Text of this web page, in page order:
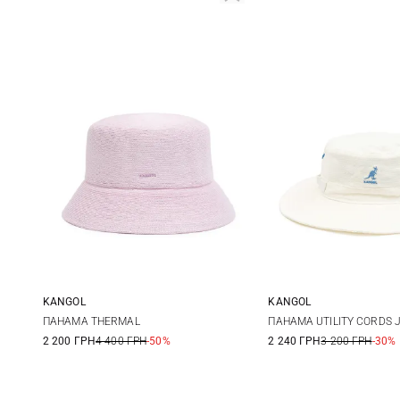
L
KANGOL
ПАНАМА THERMAL
2 200 ГРН4 400 ГРН-50%
S M
KANGOL
ПАНАМА UTILITY CORDS
2 240 ГРН3 200 ГРН-30%